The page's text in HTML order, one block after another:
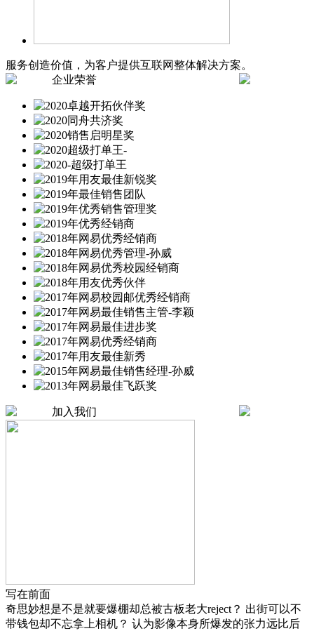
服务创造价值，为客户提供互联网整体解决方案。
企业荣誉
加入我们
写在前面
奇思妙想是不是就要爆棚却总被古板老大reject？ 出街可以不
带钱包却不忘拿上相机？ 认为影像本身所爆发的张力远比后